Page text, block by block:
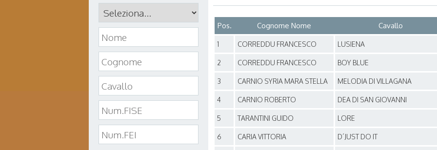
Pos. Cognome Nome Cavallo
1 CORREDDU FRANCESCO LUSIENA
2 CORREDDU FRANCESCO BOY BLUE
3 CARNIO SYRIA MARA STELLA MELODIA DI VILLAGANA
4 CARNIO ROBERTO DEA DI SAN GIOVANNI
5 TARANTINI GUIDO LORE
6 CARIA VITTORIA D´JUST DO IT